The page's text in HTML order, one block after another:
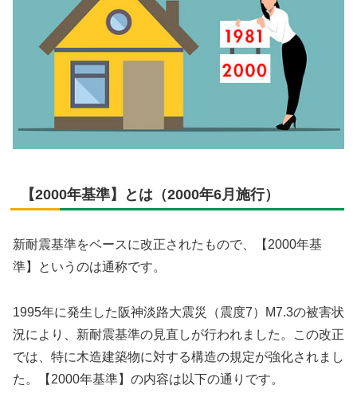
【2000年基準】とは（2000年6月施行）
新耐震基準をベースに改正されたもので、【2000年基
準】というのは通称です。
1995年に発生した阪神淡路大震災（震度7）M7.3の被害状
況により、新耐震基準の見直しが行われました。この改正
では、特に木造建築物に対する構造の規定が強化されまし
た。【2000年基準】の内容は以下の通りです。